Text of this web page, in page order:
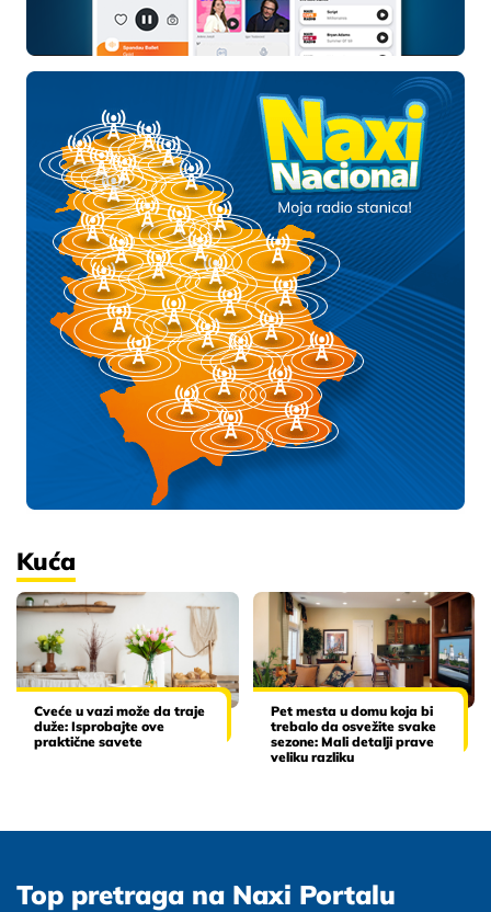
Kuća
Cveće u vazi može da traje
duže: Isprobajte ove
praktične savete
Pet mesta u domu koja bi
trebalo da osvežite svake
sezone: Mali detalji prave
veliku razliku
Top pretraga na Naxi Portalu